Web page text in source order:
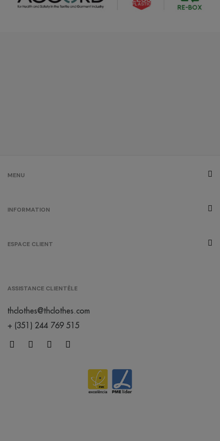
MENU
INFORMATION
ESPACE CLIENT
ASSISTANCE CLIENTÈLE
thclothes@thclothes.com
+ (351) 244 769 515